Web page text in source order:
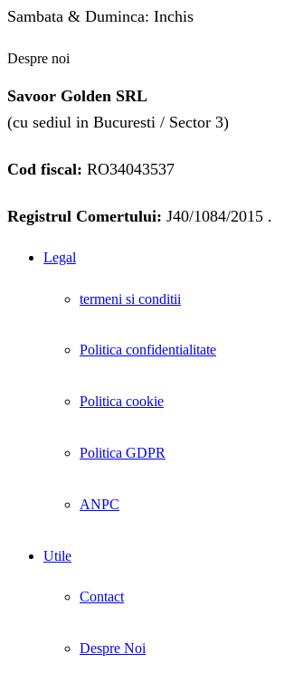
Sambata & Duminca: Inchis
Despre noi
Savoor Golden SRL
(cu sediul in Bucuresti / Sector 3)
Cod fiscal: RO34043537
Registrul Comertului: J40/1084/2015 .
Legal
termeni si conditii
Politica confidentialitate
Politica cookie
Politica GDPR
ANPC
Utile
Contact
Despre Noi